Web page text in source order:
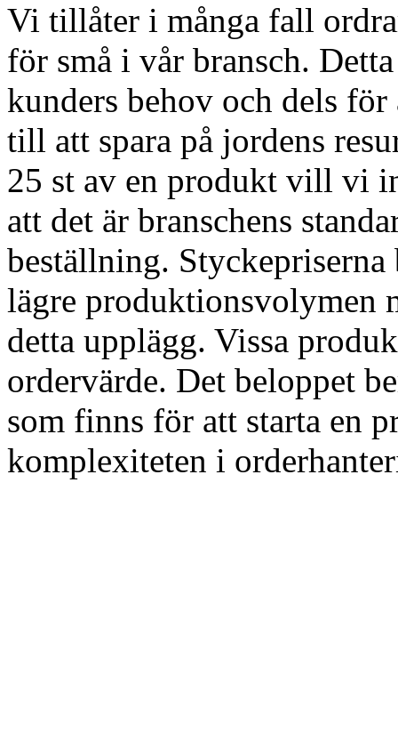
Vi tillåter i många fall
för små i vår bransch.
kunders behov och dels
till att spara på jordens
25 st av en produkt vill vi
att det är branschens
beställning.
lägre produktionsvolymen
detta upplägg. Vissa
ordervärde. Det beloppet
som finns för att starta en
komplexiteten i